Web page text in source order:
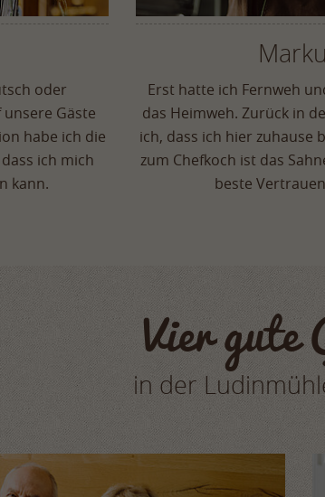
oder
Gäste
habe ich die
ich mich
kann.
Erst hatte ich Fernweh
das Heimweh. Zurück in
ich, dass ich hier zuhause
zum Chefkoch ist das
beste
Vier gute
in der